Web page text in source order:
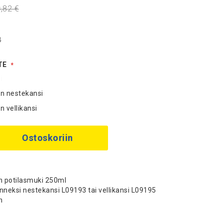
€
nestekansi
vellikansi
Ostoskoriin
potilasmuki 250ml
nestekansi L09193 tai vellikansi L09195